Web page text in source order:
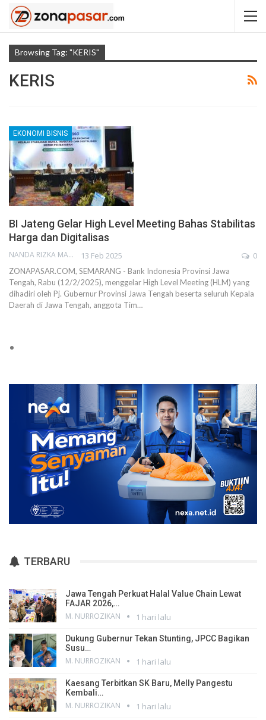
Browsing Tag: "KERIS"
KERIS
EKONOMI BISNIS
BI Jateng Gelar High Level Meeting Bahas Stabilitas
Harga dan Digitalisas
NANDA RIZKA MAHENDRA 13 Feb 2025 0
ZONAPASAR.COM, SEMARANG - Bank Indonesia Provinsi Jawa
Tengah, Rabu (12/2/2025), menggelar High Level Meeting (HLM) yang
dihadiri oleh Pj. Gubernur Provinsi Jawa Tengah beserta seluruh Kepala
Daerah di Jawa Tengah, anggota Tim…
TERBARU
Jawa Tengah Perkuat Halal Value Chain Lewat
FAJAR 2026,…
M. NURROZIKAN 1 hari lalu
Dukung Gubernur Tekan Stunting, JPCC Bagikan
Susu…
M. NURROZIKAN 1 hari lalu
Kaesang Terbitkan SK Baru, Melly Pangestu
Kembali…
M. NURROZIKAN 1 hari lalu